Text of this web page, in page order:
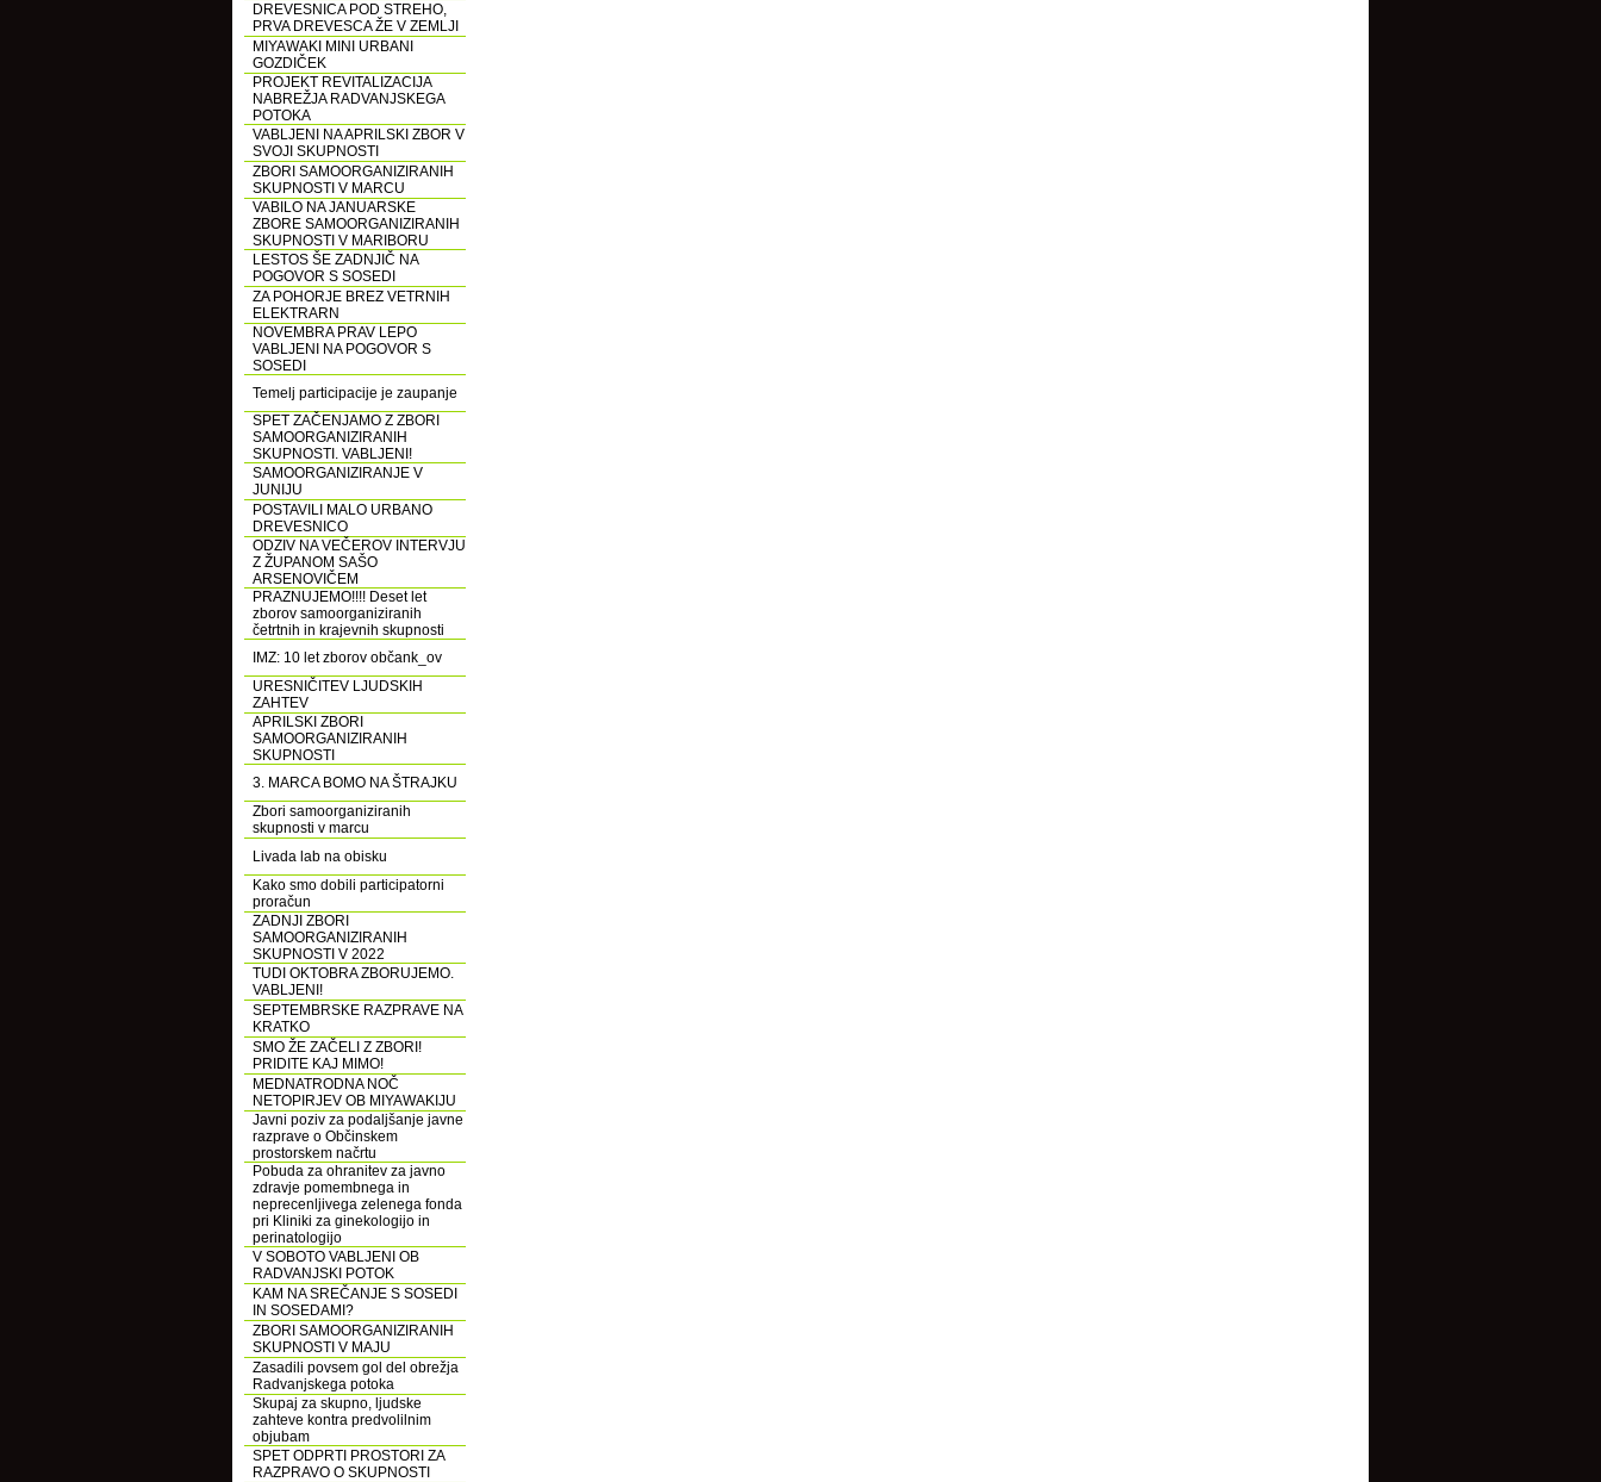
DREVESNICA POD STREHO,
PRVA DREVESCA ŽE V ZEMLJI
MIYAWAKI MINI URBANI
GOZDIČEK
PROJEKT REVITALIZACIJA
NABREŽJA RADVANJSKEGA
POTOKA
VABLJENI NA APRILSKI ZBOR V
SVOJI SKUPNOSTI
ZBORI SAMOORGANIZIRANIH
SKUPNOSTI V MARCU
VABILO NA JANUARSKE
ZBORE SAMOORGANIZIRANIH
SKUPNOSTI V MARIBORU
LESTOS ŠE ZADNJIČ NA
POGOVOR S SOSEDI
ZA POHORJE BREZ VETRNIH
ELEKTRARN
NOVEMBRA PRAV LEPO
VABLJENI NA POGOVOR S
SOSEDI
Temelj participacije je zaupanje
SPET ZAČENJAMO Z ZBORI
SAMOORGANIZIRANIH
SKUPNOSTI. VABLJENI!
SAMOORGANIZIRANJE V
JUNIJU
POSTAVILI MALO URBANO
DREVESNICO
ODZIV NA VEČEROV INTERVJU
Z ŽUPANOM SAŠO
ARSENOVIČEM
PRAZNUJEMO!!!! Deset let
zborov samoorganiziranih
četrtnih in krajevnih skupnosti
IMZ: 10 let zborov občank_ov
URESNIČITEV LJUDSKIH
ZAHTEV
APRILSKI ZBORI
SAMOORGANIZIRANIH
SKUPNOSTI
3. MARCA BOMO NA ŠTRAJKU
Zbori samoorganiziranih
skupnosti v marcu
Livada lab na obisku
Kako smo dobili participatorni
proračun
ZADNJI ZBORI
SAMOORGANIZIRANIH
SKUPNOSTI V 2022
TUDI OKTOBRA ZBORUJEMO.
VABLJENI!
SEPTEMBRSKE RAZPRAVE NA
KRATKO
SMO ŽE ZAČELI Z ZBORI!
PRIDITE KAJ MIMO!
MEDNATRODNA NOČ
NETOPIRJEV OB MIYAWAKIJU
Javni poziv za podaljšanje javne
razprave o Občinskem
prostorskem načrtu
Pobuda za ohranitev za javno
zdravje pomembnega in
neprecenljivega zelenega fonda
pri Kliniki za ginekologijo in
perinatologijo
V SOBOTO VABLJENI OB
RADVANJSKI POTOK
KAM NA SREČANJE S SOSEDI
IN SOSEDAMI?
ZBORI SAMOORGANIZIRANIH
SKUPNOSTI V MAJU
Zasadili povsem gol del obrežja
Radvanjskega potoka
Skupaj za skupno, ljudske
zahteve kontra predvolilnim
objubam
SPET ODPRTI PROSTORI ZA
RAZPRAVO O SKUPNOSTI